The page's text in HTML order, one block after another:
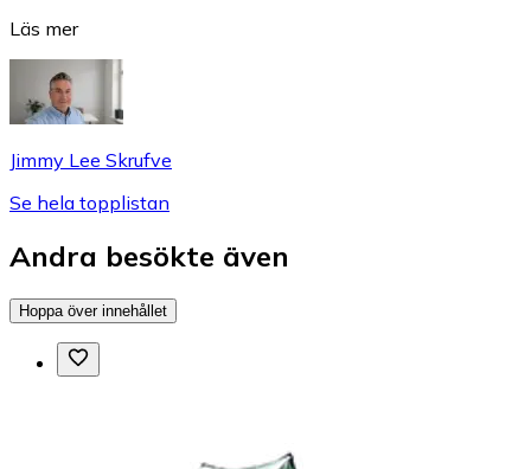
Läs mer
Jimmy Lee Skrufve
Se hela topplistan
Andra besökte även
Hoppa över innehållet